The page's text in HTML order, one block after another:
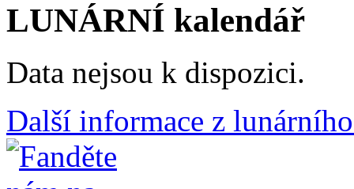
LUNÁRNÍ kalendář
Data nejsou k dispozici.
Další informace z